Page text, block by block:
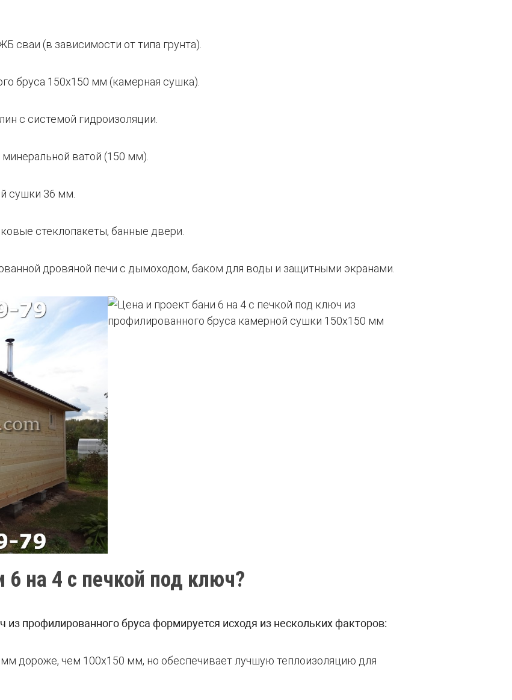
сваи (в зависимости от типа грунта).
бруса 150х150 мм (камерная сушка).
с системой гидроизоляции.
ватой (150 мм).
сушки 36 мм.
стеклопакеты, банные двери.
дровяной печи с дымоходом, баком для воды и защитными экранами.
6 на 4 с печкой под ключ?
профилированного бруса формируется исходя из нескольких факторов:
дороже, чем 100х150 мм, но обеспечивает лучшую теплоизоляцию для